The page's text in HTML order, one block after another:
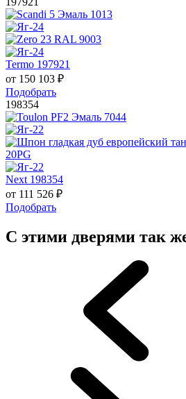
Termo 197921
от 150 103 ₽
Подобрать
198354
Next 198354
от 111 526 ₽
Подобрать
С этими дверями так